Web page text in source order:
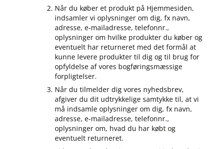
Når du køber et produkt på Hjemmesiden,
indsamler vi oplysninger om dig, fx navn,
adresse, e-mailadresse, telefonnr.,
oplysninger om hvilke produkter du køber og
eventuelt har returneret med det formål at
kunne levere produkter til dig og til brug for
opfyldelse af vores bogføringsmæssige
forpligtelser.
Når du tilmelder dig vores nyhedsbrev,
afgiver du dit udtrykkelige samtykke til, at vi
må indsamle oplysninger om dig, fx navn,
adresse, e-mailadresse, telefonnr.,
oplysninger om, hvad du har købt og
eventuelt returneret.